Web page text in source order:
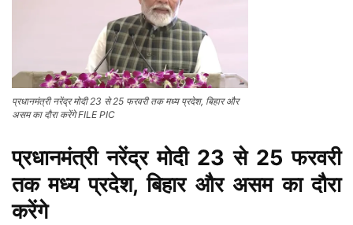
प्रधानमंत्री नरेंद्र मोदी 23 से 25 फरवरी तक मध्य प्रदेश, बिहार और
असम का दौरा करेंगे FILE PIC
प्रधानमंत्री नरेंद्र मोदी 23 से 25 फरवरी
तक मध्य प्रदेश, बिहार और असम का दौरा
करेंगे